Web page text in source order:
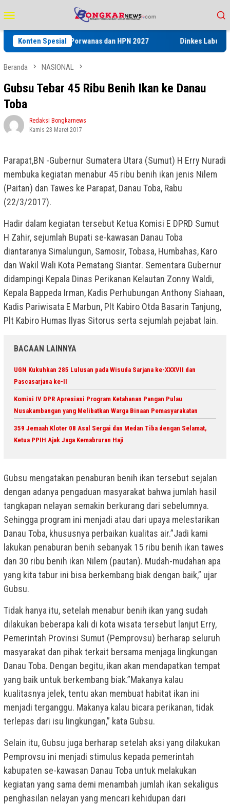
ke
kontenMobile
Konten Spesial
pada Porwanas dan HPN 2027 Dinkes Labuhanbatu Gelar
Beranda NASIONAL
Gubsu Tebar 45 Ribu Benih Ikan ke Danau
Toba
Redaksi Bongkarnews
Kamis 23 Maret 2017
Parapat,BN -Gubernur Sumatera Utara (Sumut) H Erry Nuradi
membuka kegiatan menabur 45 ribu benih ikan jenis Nilem
(Paitan) dan Tawes ke Parapat, Danau Toba, Rabu
(22/3/2017).
Hadir dalam kegiatan tersebut Ketua Komisi E DPRD Sumut
H Zahir, sejumlah Bupati se-kawasan Danau Toba
diantaranya Simalungun, Samosir, Tobasa, Humbahas, Karo
dan Wakil Wali Kota Pematang Siantar. Sementara Gubernur
didampingi Kepala Dinas Perikanan Kelautan Zonny Waldi,
Kepala Bappeda Irman, Kadis Perhubungan Anthony Siahaan,
Kadis Pariwisata E Marbun, Plt Kabiro Otda Basarin Tanjung,
Plt Kabiro Humas Ilyas Sitorus serta sejumlah pejabat lain.
BACAAN LAINNYA
UGN Kukuhkan 285 Lulusan pada Wisuda Sarjana ke-XXXVII dan
Pascasarjana ke-II
Komisi IV DPR Apresiasi Program Ketahanan Pangan Pulau
Nusakambangan yang Melibatkan Warga Binaan Pemasyarakatan
359 Jemaah Kloter 08 Asal Sergai dan Medan Tiba dengan Selamat,
Ketua PPIH Ajak Jaga Kemabruran Haji
Gubsu mengatakan penaburan benih ikan tersebut sejalan
dengan adanya pengaduan masyarakat bahwa jumlah hasil
tangkapan nelayan semakin berkurang dari sebelumnya.
Sehingga program ini menjadi atau dari upaya melestarikan
Danau Toba, khususnya perbaikan kualitas air.”Jadi kami
lakukan penaburan benih sebanyak 15 ribu benih ikan tawes
dan 30 ribu benih ikan Nilem (pautan). Mudah-mudahan apa
yang kita tabur ini bisa berkembang biak dengan baik,” ujar
Gubsu.
Tidak hanya itu, setelah menabur benih ikan yang sudah
dilakukan beberapa kali di kota wisata tersebut lanjut Erry,
Pemerintah Provinsi Sumut (Pemprovsu) berharap seluruh
masyarakat dan pihak terkait bersama menjaga lingkungan
Danau Toba. Dengan begitu, ikan akan mendapatkan tempat
yang baik untuk berkembang biak.”Makanya kalau
kualitasnya jelek, tentu akan membuat habitat ikan ini
menjadi terganggu. Makanya kalau bicara perikanan, tidak
terlepas dari isu lingkungan,” kata Gubsu.
Selain itu, Gubsu juga berharap setelah aksi yang dilakukan
Pemprovsu ini menjadi stimulus kepada pemerintah
kabupaten se-kawasan Danau Toba untuk melakukan
kegiatan yang sama demi menambah jumlah ikan sekaligus
penghasilan nelayan yang mencari kehidupan dari